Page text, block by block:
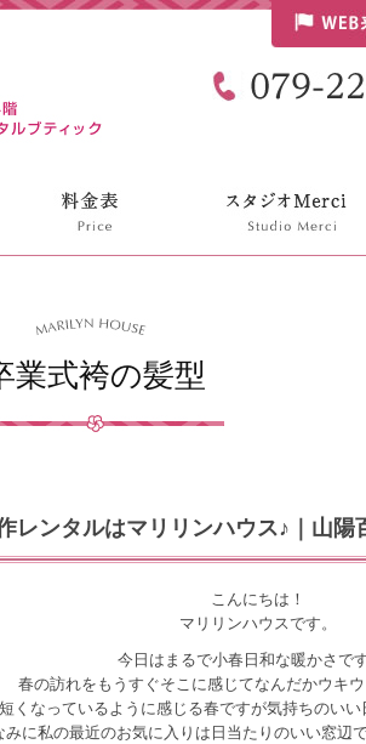
業式袴の髪型
レンタルはマリリンハウス♪｜山陽
こんにちは！
マリリンハウスです。
今日はまるで小春日和な暖かさで
春の訪れをもうすぐそこに感じてなんだかウキ
くなっているように感じる春ですが気持ちのい
みに私の最近のお気に入りは日当たりのいい窓辺